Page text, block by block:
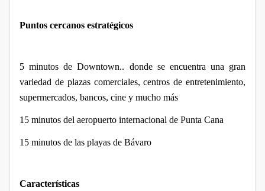
Puntos cercanos estratégicos
5 minutos de Downtown.. donde se encuentra una gran
variedad de plazas comerciales, centros de entretenimiento,
supermercados, bancos, cine y mucho más
15 minutos del aeropuerto internacional de Punta Cana
15 minutos de las playas de Bávaro
Características